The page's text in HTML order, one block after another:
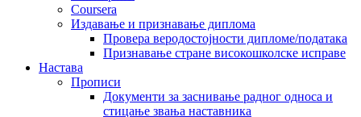
Coursera
Издавање и признавање диплома
Провера веродостојности дипломе/података
Признавање стране високошколске исправе
Настава
Прописи
Документи за заснивање радног односа и
стицање звања наставника